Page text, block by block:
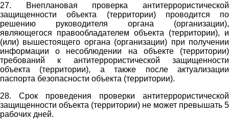
27. Внеплановая проверка антитеррористической
защищенности объекта (территории) проводится по
решению руководителя органа (организации),
являющегося правообладателем объекта (территории), и
(или) вышестоящего органа (организации) при получении
информации о несоблюдении на объекте (территории)
требований к антитеррористической защищенности
объекта (территории), а также после актуализации
паспорта безопасности объекта (территории).
28. Срок проведения проверки антитеррористической
защищенности объекта (территории) не может превышать 5
рабочих дней.